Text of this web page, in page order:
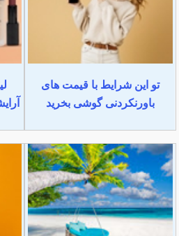
تو این شرایط با قیمت های
باورنکردنی گوشی بخرید